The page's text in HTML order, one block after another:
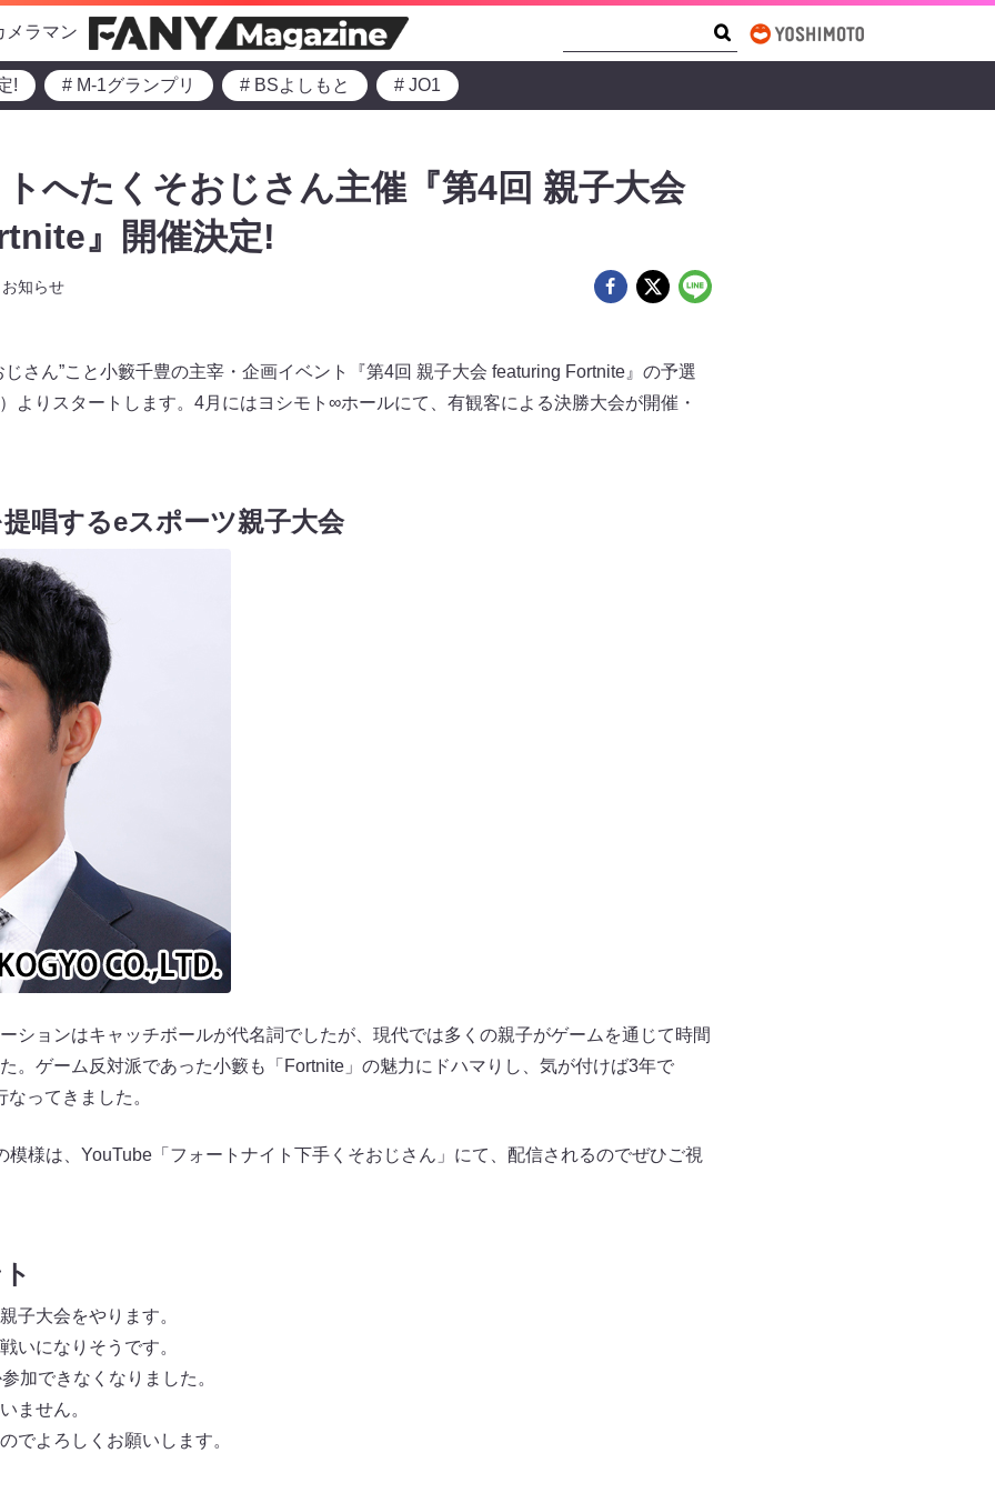
メラマン
! # M-1グランプリ # BSよしもと # JO1
へたくそおじさん主催『第4回 親子大会
』開催決定!
お知らせ
さん”こと小籔千豊の主宰・企画イベント『第4回 親子大会 featuring Fortnite』の予選
よりスタートします。4月にはヨシモト∞ホールにて、有観客による決勝大会が開催・
唱するeスポーツ親子大会
ションはキャッチボールが代名詞でしたが、現代では多くの親子がゲームを通じて時間
。ゲーム反対派であった小籔も「Fortnite」の魅力にドハマりし、気が付けば3年で
ってきました。
模様は、YouTube「フォートナイト下手くそおじさん」にて、配信されるのでぜひご視
子大会をやります。
いになりそうです。
加できなくなりました。
いません。
でよろしくお願いします。